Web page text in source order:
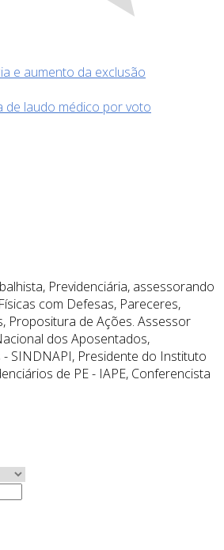
e aumento da exclusão
de laudo médico por voto
Previdenciária, assessorando
com Defesas, Pareceres,
Propositura de Ações. Assessor
dos Aposentados,
SINDNAPI, Presidente do Instituto
de PE - IAPE, Conferencista